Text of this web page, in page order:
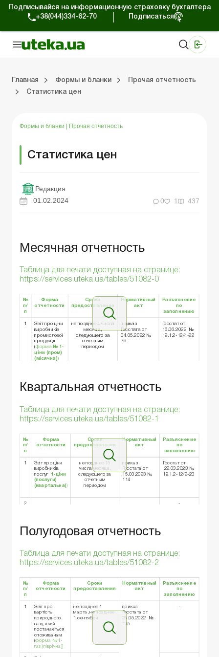
Подписывайся на информационную страховку бухгалтера
+38(044)334-62-70
Подписаться
Главная Формы и бланки
Прочая отчетность
Статистика цен
Формы и бланки Прочая отчетность
Статистика цен
Редакция
01.02.2024
0 1 437
Месячная отчетность
Таблица для печати доступная на странице:
https://services.uteka.ua/tables/51082-0
№
п/
п
Форма
отчетности
Сроки
предоставления
Нормативный
акт
Разъяснение
по
заполнению
1
Звіт про ціни
виробників
промислової
продукції
(форма № 1-
ціни (пром)
(місячна))
не позднее 4 числа
месяца,
следующего за
отчетным
периодом
приказ
Госстата от
04.05.2022 №
76
Госстат от
16.06.2022 №
19.1.2-12/4-22
Квартальная отчетность
Таблица для печати доступная на странице:
https://services.uteka.ua/tables/51082-1
№
п/
п
Форма
отчетности
Сроки
предоставления
Нормативный
акт
Разъяснение
по
заполнению
1 Звіт про ціни
виробників
послуг 1-ціни
(послуги)
(квартальна))
не позднее 15
числа месяца,
следующего за
отчетным
периодом
приказ
Госстата от
15.03.2023 №
114
Госстат от
22.03.2023 №
19.1.2-12/2-23
2 -
Полугодовая отчетность
Таблица для печати доступная на странице:
https://services.uteka.ua/tables/51082-2
№
п/
п
Форма
отчетности
Сроки
предоставления
Нормативный
акт
Разъяснение
по
заполнению
1
Звіт про
вартість
природного
газу, який
постачається
споживачам
(форма № 1-
газ (піврічна))
не позднее 1
марта, не позднее
1 сентября
приказ
Госстата от
25.05.2022 №
105
-